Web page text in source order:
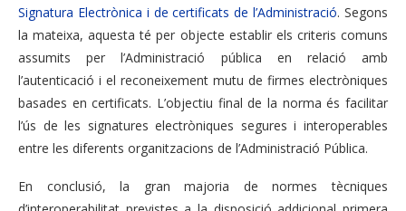
Signatura Electrònica i de certificats de l’Administració. Segons
la mateixa, aquesta té per objecte establir els criteris comuns
assumits per l’Administració pública en relació amb
l’autenticació i el reconeixement mutu de firmes electròniques
basades en certificats. L’objectiu final de la norma és facilitar
l’ús de les signatures electròniques segures i interoperables
entre les diferents organitzacions de l’Administració Pública.
En conclusió, la gran majoria de normes tècniques